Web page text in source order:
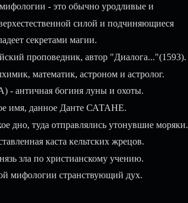
- это обычно уродливые и
силой и подчиняющиеся
секретами магии.
проповедник, автор "Диалога..."(1593).
математик, астроном и астролог.
богиня луны и охоты.
имя, данное Данте САТАНЕ.
туда отправлялись утонувшие моряки.
каста кельтских жрецов.
зла по христианскому учению.
мифологии странствующий дух.